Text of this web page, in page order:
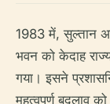
1983 में, सुल्तान
भवन को केदाह
गया। इसने
महत्वपूर्ण बदलाव